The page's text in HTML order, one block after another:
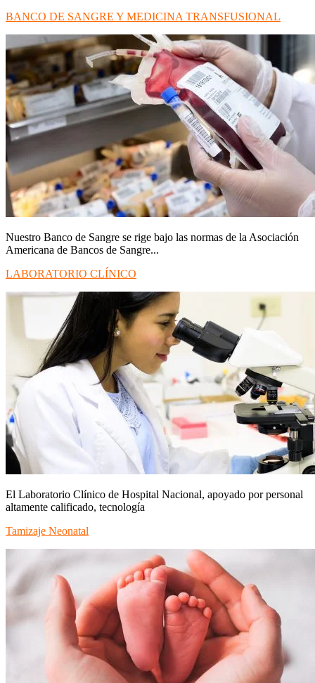
BANCO DE SANGRE Y MEDICINA TRANSFUSIONAL
Nuestro Banco de Sangre se rige bajo las normas de la Asociación
Americana de Bancos de Sangre...
LABORATORIO CLÍNICO
El Laboratorio Clínico de Hospital Nacional, apoyado por personal
altamente calificado, tecnología
Tamizaje Neonatal